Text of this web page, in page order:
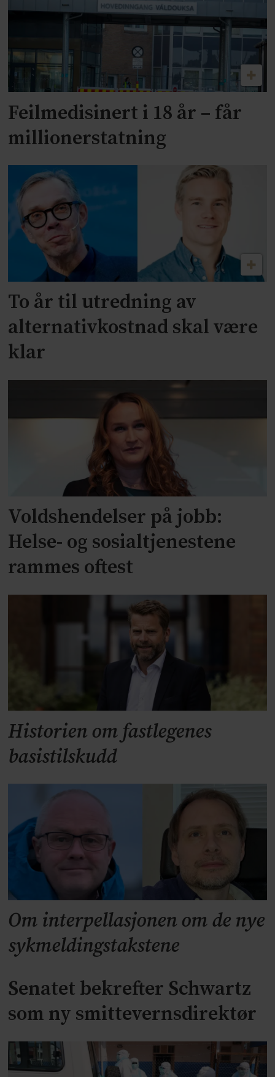
Feilmedisinert i 18 år – får
millionerstatning
To år til utredning av
alternativkostnad skal være
klar
Voldshendelser på jobb:
Helse- og sosialtjenestene
rammes oftest
Historien om fastlegenes
basistilskudd
Om interpellasjonen om de nye
sykmeldingstakstene
Senatet bekrefter Schwartz
som ny smittevernsdirektør